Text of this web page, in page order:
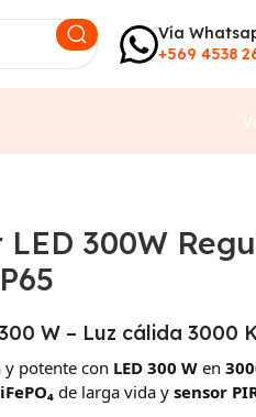
Vía
+569 4538
300W
W – Luz cálida 3000
potente con LED 300 W en
de larga vida y sensor